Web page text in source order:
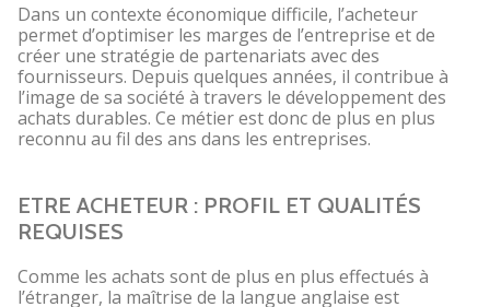
Dans un contexte économique difficile, l’acheteur
permet d’optimiser les marges de l’entreprise et de
créer une stratégie de partenariats avec des
fournisseurs. Depuis quelques années, il contribue à
l’image de sa société à travers le développement des
achats durables. Ce métier est donc de plus en plus
reconnu au fil des ans dans les entreprises.
ETRE ACHETEUR : PROFIL ET QUALITÉS
REQUISES
Comme les achats sont de plus en plus effectués à
l’étranger, la maîtrise de la langue anglaise est